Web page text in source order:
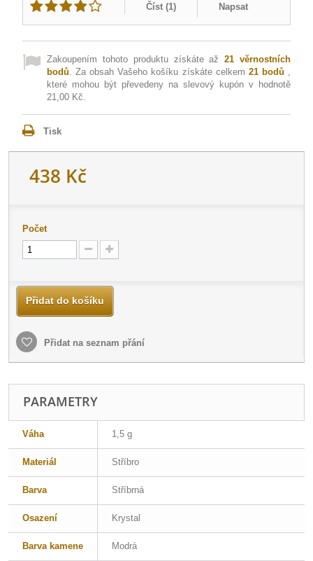
Číst (1) Napsat
Zakoupením tohoto produktu získáte až21 věrnostních
bodů. Za obsah Vašeho košíku získáte celkem 21bodů ,
které mohou být převedeny na slevový kupón v hodnotě
21,00 Kč.
Tisk
438 Kč
Počet
Přidat do košíku
Přidat na seznam přání
PARAMETRY
Váha 1,5 g
Materiál Stříbro
Barva Stříbrná
Osazení Krystal
Barva kamene Modrá